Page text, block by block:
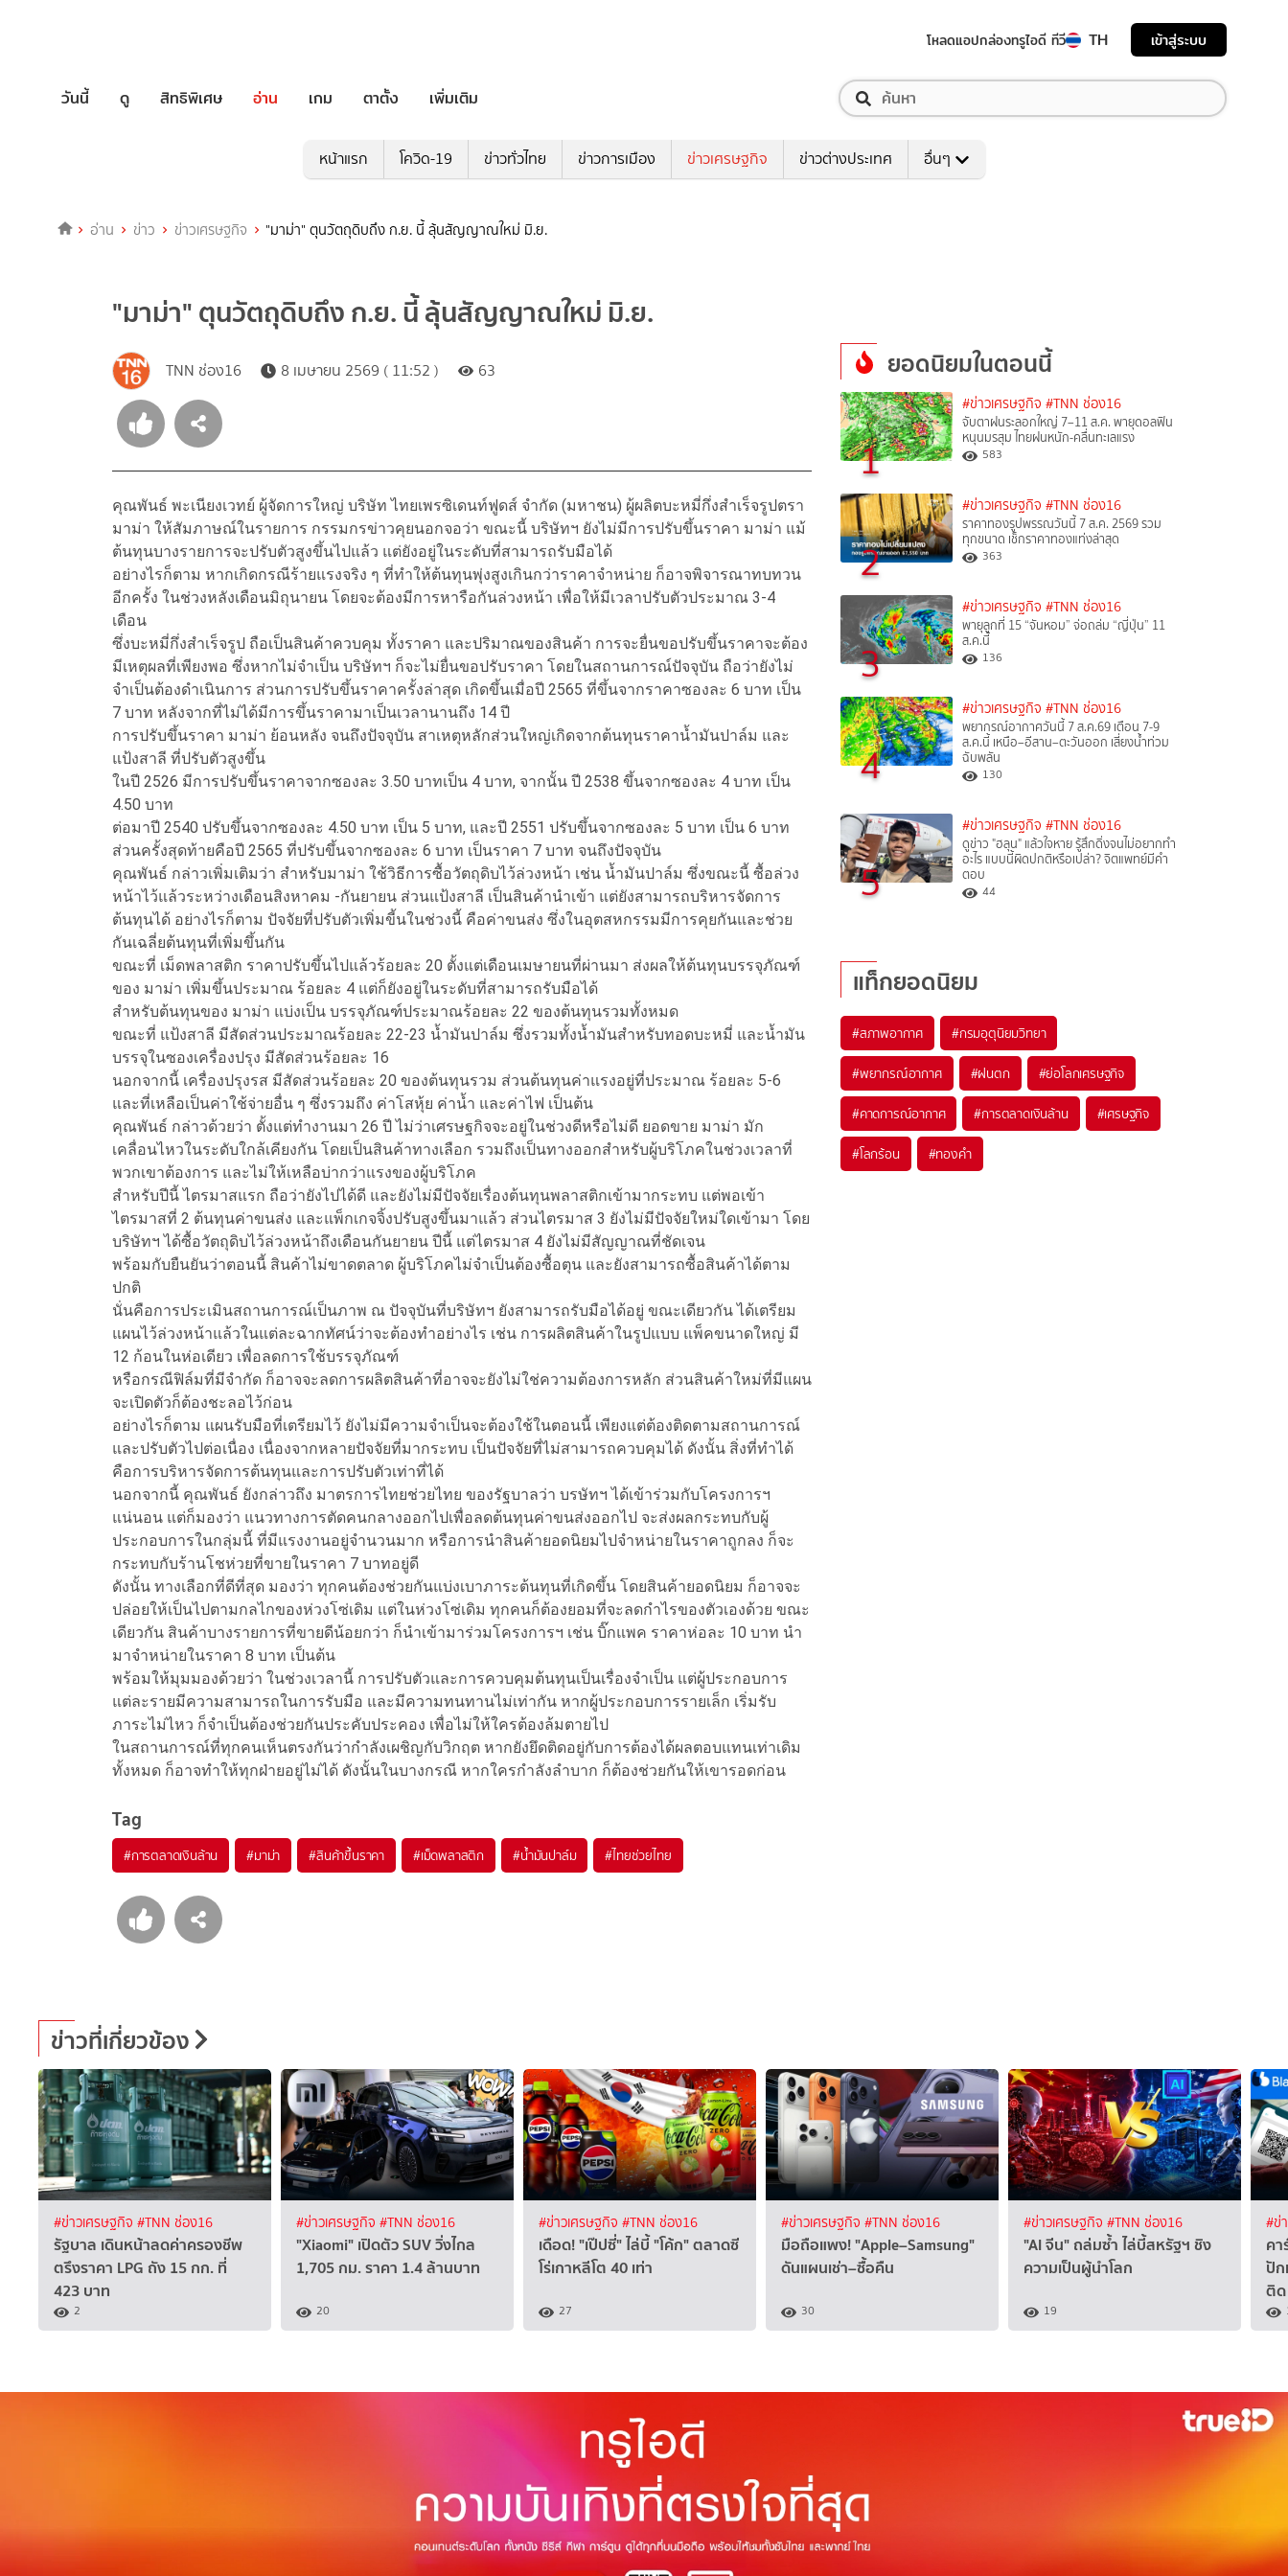
โหลดแอปกล่องทรูไอดี ทีวี TH เข้าสู่ระบบ
วันนี้ ดู สิทธิพิเศษ อ่าน เกม ตาตั้ง เพิ่มเติม
หน้าแรก โควิด-19 ข่าวทั่วไทย ข่าวการเมือง ข่าวเศรษฐกิจ ข่าวต่างประเทศ อื่นๆ
อ่าน ข่าว ข่าวเศรษฐกิจ "มาม่า" ตุนวัตถุดิบถึง ก.ย. นี้ ลุ้นสัญญาณใหม่ มิ.ย.
"มาม่า" ตุนวัตถุดิบถึง ก.ย. นี้ ลุ้นสัญญาณใหม่ มิ.ย.
TNN ช่อง16 8 เมษายน 2569 ( 11:52 ) 63
คุณพันธ์ พะเนียงเวทย์ ผู้จัดการใหญ่ บริษัท ไทยเพรซิเดนท์ฟูดส์ จำกัด (มหาชน) ผู้ผลิตบะหมี่กึ่งสำเร็จรูปตรา
มาม่า ให้สัมภาษณ์ในรายการ กรรมกรข่าวคุยนอกจอว่า ขณะนี้ บริษัทฯ ยังไม่มีการปรับขึ้นราคา มาม่า แม้
ต้นทุนบางรายการจะปรับตัวสูงขึ้นไปแล้ว แต่ยังอยู่ในระดับที่สามารถรับมือได้
อย่างไรก็ตาม หากเกิดกรณีร้ายแรงจริง ๆ ที่ทำให้ต้นทุนพุ่งสูงเกินกว่าราคาจำหน่าย ก็อาจพิจารณาทบทวน
อีกครั้ง ในช่วงหลังเดือนมิถุนายน โดยจะต้องมีการหารือกันล่วงหน้า เพื่อให้มีเวลาปรับตัวประมาณ 3-4
เดือน
ซึ่งบะหมี่กึ่งสำเร็จรูป ถือเป็นสินค้าควบคุม ทั้งราคา และปริมาณของสินค้า การจะยื่นขอปรับขึ้นราคาจะต้อง
มีเหตุผลที่เพียงพอ ซึ่งหากไม่จำเป็น บริษัทฯ ก็จะไม่ยื่นขอปรับราคา โดยในสถานการณ์ปัจจุบัน ถือว่ายังไม่
จำเป็นต้องดำเนินการ ส่วนการปรับขึ้นราคาครั้งล่าสุด เกิดขึ้นเมื่อปี 2565 ที่ขึ้นจากราคาซองละ 6 บาท เป็น
7 บาท หลังจากที่ไม่ได้มีการขึ้นราคามาเป็นเวลานานถึง 14 ปี
การปรับขึ้นราคา มาม่า ย้อนหลัง จนถึงปัจจุบัน สาเหตุหลักส่วนใหญ่เกิดจากต้นทุนราคาน้ำมันปาล์ม และ
แป้งสาลี ที่ปรับตัวสูงขึ้น
ในปี 2526 มีการปรับขึ้นราคาจากซองละ 3.50 บาทเป็น 4 บาท, จากนั้น ปี 2538 ขึ้นจากซองละ 4 บาท เป็น
4.50 บาท
ต่อมาปี 2540 ปรับขึ้นจากซองละ 4.50 บาท เป็น 5 บาท, และปี 2551 ปรับขึ้นจากซองละ 5 บาท เป็น 6 บาท
ส่วนครั้งสุดท้ายคือปี 2565 ที่ปรับขึ้นจากซองละ 6 บาท เป็นราคา 7 บาท จนถึงปัจจุบัน
คุณพันธ์ กล่าวเพิ่มเติมว่า สำหรับมาม่า ใช้วิธีการซื้อวัตถุดิบไว้ล่วงหน้า เช่น น้ำมันปาล์ม ซึ่งขณะนี้ ซื้อล่วง
หน้าไว้แล้วระหว่างเดือนสิงหาคม -กันยายน ส่วนแป้งสาลี เป็นสินค้านำเข้า แต่ยังสามารถบริหารจัดการ
ต้นทุนได้ อย่างไรก็ตาม ปัจจัยที่ปรับตัวเพิ่มขี้นในช่วงนี้ คือค่าขนส่ง ซึ่งในอุตสหกรรมมีการคุยกันและช่วย
กันเฉลี่ยต้นทุนที่เพิ่มขึ้นกัน
ขณะที่ เม็ดพลาสติก ราคาปรับขึ้นไปแล้วร้อยละ 20 ตั้งแต่เดือนเมษายนที่ผ่านมา ส่งผลให้ต้นทุนบรรจุภัณฑ์
ของ มาม่า เพิ่มขึ้นประมาณ ร้อยละ 4 แต่ก็ยังอยู่ในระดับที่สามารถรับมือได้
สำหรับต้นทุนของ มาม่า แบ่งเป็น บรรจุภัณฑ์ประมาณร้อยละ 22 ของต้นทุนรวมทั้งหมด
ขณะที่ แป้งสาลี มีสัดส่วนประมาณร้อยละ 22-23 น้ำมันปาล์ม ซึ่งรวมทั้งน้ำมันสำหรับทอดบะหมี่ และน้ำมัน
บรรจุในซองเครื่องปรุง มีสัดส่วนร้อยละ 16
นอกจากนี้ เครื่องปรุงรส มีสัดส่วนร้อยละ 20 ของต้นทุนรวม ส่วนต้นทุนค่าแรงอยู่ที่ประมาณ ร้อยละ 5-6
และที่เหลือเป็นค่าใช้จ่ายอื่น ๆ ซึ่งรวมถึง ค่าโสหุ้ย ค่าน้ำ และค่าไฟ เป็นต้น
คุณพันธ์ กล่าวด้วยว่า ตั้งแต่ทำงานมา 26 ปี ไม่ว่าเศรษฐกิจจะอยู่ในช่วงดีหรือไม่ดี ยอดขาย มาม่า มัก
เคลื่อนไหวในระดับใกล้เคียงกัน โดยเป็นสินค้าทางเลือก รวมถึงเป็นทางออกสำหรับผู้บริโภคในช่วงเวลาที่
พวกเขาต้องการ และไม่ให้เหลือบ่ากว่าแรงของผู้บริโภค
สำหรับปีนี้ ไตรมาสแรก ถือว่ายังไปได้ดี และยังไม่มีปัจจัยเรื่องต้นทุนพลาสติกเข้ามากระทบ แต่พอเข้า
ไตรมาสที่ 2 ต้นทุนค่าขนส่ง และแพ็กเกจจิ้งปรับสูงขึ้นมาแล้ว ส่วนไตรมาส 3 ยังไม่มีปัจจัยใหม่ใดเข้ามา โดย
บริษัทฯ ได้ซื้อวัตถุดิบไว้ล่วงหน้าถึงเดือนกันยายน ปีนี้ แต่ไตรมาส 4 ยังไม่มีสัญญาณที่ชัดเจน
พร้อมกับยืนยันว่าตอนนี้ สินค้าไม่ขาดตลาด ผู้บริโภคไม่จำเป็นต้องซื้อตุน และยังสามารถซื้อสินค้าได้ตาม
ปกติ
นั่นคือการประเมินสถานการณ์เป็นภาพ ณ ปัจจุบันที่บริษัทฯ ยังสามารถรับมือได้อยู่ ขณะเดียวกัน ได้เตรียม
แผนไว้ล่วงหน้าแล้วในแต่ละฉากทัศน์ว่าจะต้องทำอย่างไร เช่น การผลิตสินค้าในรูปแบบ แพ็คขนาดใหญ่ มี
12 ก้อนในห่อเดียว เพื่อลดการใช้บรรจุภัณฑ์
หรือกรณีฟิล์มที่มีจำกัด ก็อาจจะลดการผลิตสินค้าที่อาจจะยังไม่ใช่ความต้องการหลัก ส่วนสินค้าใหม่ที่มีแผน
จะเปิดตัวก็ต้องชะลอไว้ก่อน
อย่างไรก็ตาม แผนรับมือที่เตรียมไว้ ยังไม่มีความจำเป็นจะต้องใช้ในตอนนี้ เพียงแต่ต้องติดตามสถานการณ์
และปรับตัวไปต่อเนื่อง เนื่องจากหลายปัจจัยที่มากระทบ เป็นปัจจัยที่ไม่สามารถควบคุมได้ ดังนั้น สิ่งที่ทำได้
คือการบริหารจัดการต้นทุนและการปรับตัวเท่าที่ได้
นอกจากนี้ คุณพันธ์ ยังกล่าวถึง มาตรการไทยช่วยไทย ของรัฐบาลว่า บรษัทฯ ได้เข้าร่วมกับโครงการฯ
แน่นอน แต่ก็มองว่า แนวทางการตัดคนกลางออกไปเพื่อลดต้นทุนค่าขนส่งออกไป จะส่งผลกระทบกับผู้
ประกอบการในกลุ่มนี้ ที่มีแรงงานอยู่จำนวนมาก หรือการนำสินค้ายอดนิยมไปจำหน่ายในราคาถูกลง ก็จะ
กระทบกับร้านโชห่วยที่ขายในราคา 7 บาทอยู่ดี
ดังนั้น ทางเลือกที่ดีที่สุด มองว่า ทุกคนต้องช่วยกันแบ่งเบาภาระต้นทุนที่เกิดขึ้น โดยสินค้ายอดนิยม ก็อาจจะ
ปล่อยให้เป็นไปตามกลไกของห่วงโซ่เดิม แต่ในห่วงโซ่เดิม ทุกคนก็ต้องยอมที่จะลดกำไรของตัวเองด้วย ขณะ
เดียวกัน สินค้าบางรายการที่ขายดีน้อยกว่า ก็นำเข้ามาร่วมโครงการฯ เช่น บิ๊กแพค ราคาห่อละ 10 บาท นำ
มาจำหน่ายในราคา 8 บาท เป็นต้น
พร้อมให้มุมมองด้วยว่า ในช่วงเวลานี้ การปรับตัวและการควบคุมต้นทุนเป็นเรื่องจำเป็น แต่ผู้ประกอบการ
แต่ละรายมีความสามารถในการรับมือ และมีความทนทานไม่เท่ากัน หากผู้ประกอบการรายเล็ก เริ่มรับ
ภาระไม่ไหว ก็จำเป็นต้องช่วยกันประคับประคอง เพื่อไม่ให้ใครต้องล้มตายไป
ในสถานการณ์ที่ทุกคนเห็นตรงกันว่ากำลังเผชิญกับวิกฤต หากยังยึดติดอยู่กับการต้องได้ผลตอบแทนเท่าเดิม
ทั้งหมด ก็อาจทำให้ทุกฝ่ายอยู่ไม่ได้ ดังนั้นในบางกรณี หากใครกำลังลำบาก ก็ต้องช่วยกันให้เขารอดก่อน
Tag
#การตลาดเงินล้าน #มาม่า #สินค้าขึ้นราคา #เม็ดพลาสติก #น้ำมันปาล์ม #ไทยช่วยไทย
ยอดนิยมในตอนนี้
1
#ข่าวเศรษฐกิจ #TNN ช่อง16
จับตาฝนระลอกใหญ่ 7–11 ส.ค. พายุดอลฟิน
หนุนมรสุม ไทยฝนหนัก-คลื่นทะเลแรง
583
2
#ข่าวเศรษฐกิจ #TNN ช่อง16
ราคาทองรูปพรรณวันนี้ 7 ส.ค. 2569 รวม
ทุกขนาด เช็กราคาทองแท่งล่าสุด
363
3
#ข่าวเศรษฐกิจ #TNN ช่อง16
พายุลูกที่ 15 “จันหอม” จ่อถล่ม “ญี่ปุ่น” 11
ส.ค.นี้
136
4
#ข่าวเศรษฐกิจ #TNN ช่อง16
พยากรณ์อากาศวันนี้ 7 ส.ค.69 เตือน 7-9
ส.ค.นี้ เหนือ–อีสาน–ตะวันออก เสี่ยงน้ำท่วม
ฉับพลัน
130
5
#ข่าวเศรษฐกิจ #TNN ช่อง16
ดูข่าว "ฮลุน" แล้วใจหาย รู้สึกดิ่งจนไม่อยากทำ
อะไร แบบนี้ผิดปกติหรือเปล่า? จิตแพทย์มีคำ
ตอบ
44
แท็กยอดนิยม
#สภาพอากาศ #กรมอุตุนิยมวิทยา
#พยากรณ์อากาศ #ฝนตก #ย่อโลกเศรษฐกิจ
#คาดการณ์อากาศ #การตลาดเงินล้าน #เศรษฐกิจ
#โลกร้อน #ทองคำ
ข่าวที่เกี่ยวข้อง
#ข่าวเศรษฐกิจ #TNN ช่อง16
รัฐบาล เดินหน้าลดค่าครองชีพ
ตรึงราคา LPG ถัง 15 กก. ที่
423 บาท
2
#ข่าวเศรษฐกิจ #TNN ช่อง16
"Xiaomi" เปิดตัว SUV วิ่งไกล
1,705 กม. ราคา 1.4 ล้านบาท
20
#ข่าวเศรษฐกิจ #TNN ช่อง16
เดือด! "เป๊ปซี่" ไล่บี้ "โค้ก" ตลาดซี
โร่เกาหลีโต 40 เท่า
27
#ข่าวเศรษฐกิจ #TNN ช่อง16
มือถือแพง! "Apple–Samsung"
ดันแผนเช่า–ซื้อคืน
30
#ข่าวเศรษฐกิจ #TNN ช่อง16
"AI จีน" ถล่มซ้ำ ไล่บี้สหรัฐฯ ชิง
ความเป็นผู้นำโลก
19
#ข่
คา
ปั
ติด